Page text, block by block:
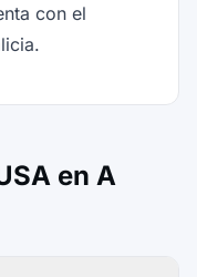
con el
en A